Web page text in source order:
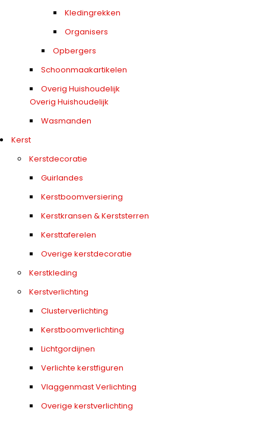
Kledingrekken
Organisers
Opbergers
Schoonmaakartikelen
Overig Huishoudelijk
Overig Huishoudelijk
Wasmanden
Kerst
Kerstdecoratie
Guirlandes
Kerstboomversiering
Kerstkransen & Kerststerren
Kersttaferelen
Overige kerstdecoratie
Kerstkleding
Kerstverlichting
Clusterverlichting
Kerstboomverlichting
Lichtgordijnen
Verlichte kerstfiguren
Vlaggenmast Verlichting
Overige kerstverlichting